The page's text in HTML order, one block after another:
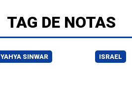
TAG DE NOTAS
YAHYA SINWAR ISRAEL